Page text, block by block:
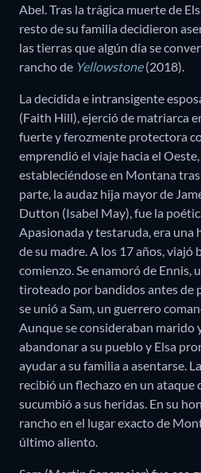
Abel. Tras la trágica muerte de
resto de su familia decidieron
las tierras que algún día se
rancho de Yellowstone(2018).
La decidida e intransigente
(Faith Hill), ejerció de matriarca
fuerte y ferozmente protectora
emprendió el viaje hacia el
estableciéndose en Montana
parte, la audaz hija mayor de
Dutton (Isabel May), fue la
Apasionada y testaruda, era una
de su madre. A los 17 años, viajó
comienzo. Se enamoró de Ennis,
tiroteado por bandidos antes de
se unió a Sam, un guerrero
Aunque se consideraban marido
abandonar a su pueblo y Elsa
ayudar a su familia a asentarse.
recibió un flechazo en un ataque
sucumbió a sus heridas. En su
rancho en el lugar exacto de
último aliento.